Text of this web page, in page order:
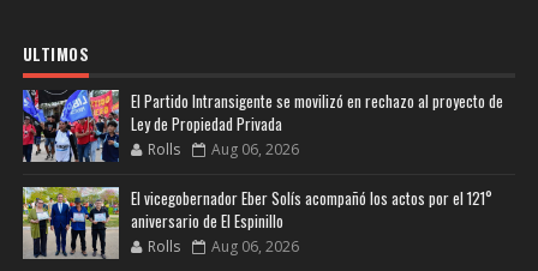
ULTIMOS
El Partido Intransigente se movilizó en rechazo al proyecto de
Ley de Propiedad Privada
Rolls Aug 06, 2026
El vicegobernador Eber Solís acompañó los actos por el 121°
aniversario de El Espinillo
Rolls Aug 06, 2026